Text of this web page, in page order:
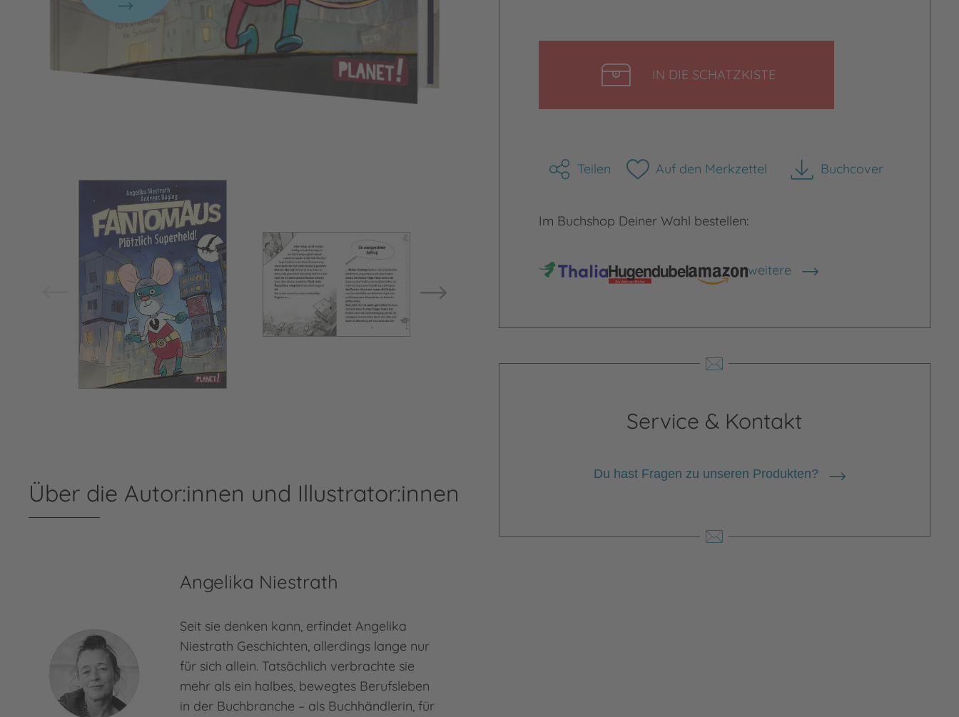
IN DIE SCHATZKISTE
Teilen Auf den Merkzettel Buchcover
herunterladen
Im Buchshop Deiner Wahl bestellen:
weitere
Shops anzeigen
Service & Kontakt
Du hast Fragen zu unseren Produkten?
Über die Autor:innen und Illustrator:innen
Angelika Niestrath
Seit sie denken kann, erfindet Angelika
Niestrath Geschichten, allerdings lange nur
für sich allein. Tatsächlich verbrachte sie
mehr als ein halbes, bewegtes Berufsleben
in der Buchbranche – als Buchhändlerin, für